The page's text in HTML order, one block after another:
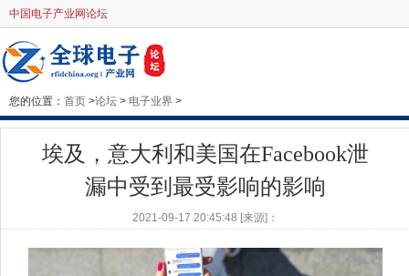
中国电子产业网论坛
您的位置： 首页 >论坛 > 电子业界 >
埃及，意大利和美国在Facebook泄
漏中受到最受影响的影响
2021-09-17 20:45:48 [来源]：